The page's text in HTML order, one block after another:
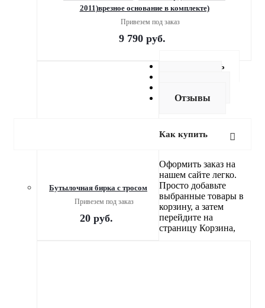
2011)врезное основание в комплекте)
Привезем под заказ
9 790 руб.
Бутылочная бирка с тросом
Привезем под заказ
20руб.
Как купить
Отзывы
Как купить
Оформить заказ на
нашем сайте легко.
Просто добавьте
выбранные товары в
корзину, а затем
перейдите на
страницу Корзина,